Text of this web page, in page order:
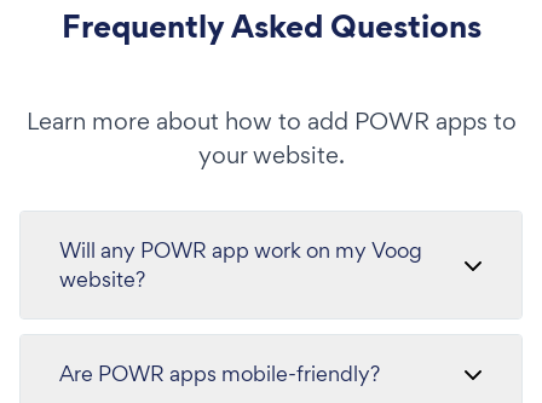
Frequently Asked Questions
Learn more about how to add POWR apps to
your website.
Will any POWR app work on my Voog
website?
Are POWR apps mobile-friendly?